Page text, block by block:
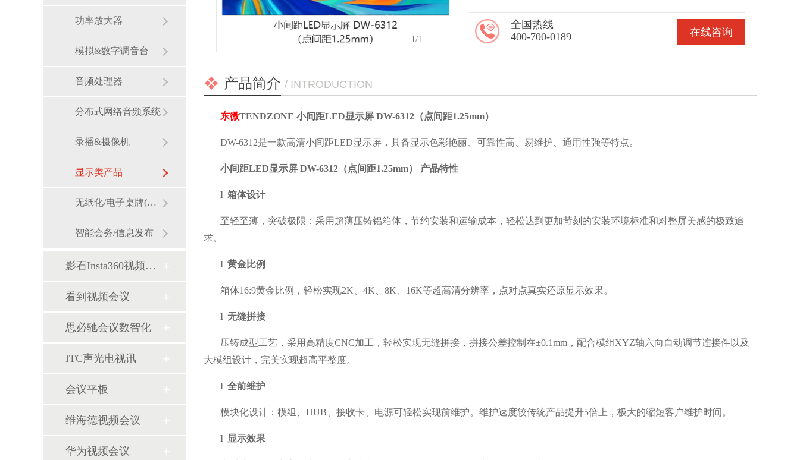
功率放大器
模拟&数字调音台
音频处理器
分布式网络音频系统
录播&摄像机
显示类产品
无纸化/电子桌牌(墨水屏)
智能会务/信息发布
影石Insta360视频会议
看到视频会议
思必驰会议数智化
ITC声光电视讯
会议平板
维海德视频会议
华为视频会议
1/1
在线咨询
全国热线
400-700-0189
产品简介 / INTRODUCTION
东微TENDZONE 小间距LED显示屏 DW-6312（点间距1.25mm）
DW-6312是一款高清小间距LED显示屏，具备显示色彩艳丽、可靠性高、易维护、通用性强等特点。
小间距LED显示屏 DW-6312（点间距1.25mm） 产品特性
l 箱体设计
至轻至薄，突破极限：采用超薄压铸铝箱体，节约安装和运输成本，轻松达到更加苛刻的安装环境标准和对整屏美感的极致追
求。
l 黄金比例
箱体16:9黄金比例，轻松实现2K、4K、8K、16K等超高清分辨率，点对点真实还原显示效果。
l 无缝拼接
压铸成型工艺，采用高精度CNC加工，轻松实现无缝拼接，拼接公差控制在±0.1mm，配合模组XYZ轴六向自动调节连接件以及
大模组设计，完美实现超高平整度。
l 全前维护
模块化设计：模组、HUB、接收卡、电源可轻松实现前维护。维护速度较传统产品提升5倍上，极大的缩短客户维护时间。
l 显示效果